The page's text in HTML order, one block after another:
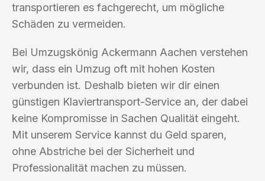
transportieren es fachgerecht, um mögliche
Schäden zu vermeiden.
Bei Umzugskönig Ackermann Aachen verstehen
wir, dass ein Umzug oft mit hohen Kosten
verbunden ist. Deshalb bieten wir dir einen
günstigen Klaviertransport-Service an, der dabei
keine Kompromisse in Sachen Qualität eingeht.
Mit unserem Service kannst du Geld sparen,
ohne Abstriche bei der Sicherheit und
Professionalität machen zu müssen.